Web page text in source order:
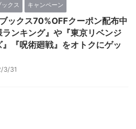
クス キャンペーン
ックス70%OFFクーポン配布中
ランキング』や『東京リベンジ
』『呪術廻戦』をオトクにゲッ
3/31